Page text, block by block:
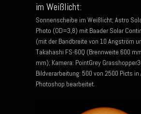
im Weißlicht:
Sonnenscheibe im Weißlicht; Astro
Photo (OD=3,8) mit Baader Solar
(mit der Bandbreite von 10 Angström
Takahashi FS-60Q (Brennweite 600
mm); Kamera: PointGrey
Bildverarbeitung: 500 von 2500 Picts in
Photoshop bearbeitet.